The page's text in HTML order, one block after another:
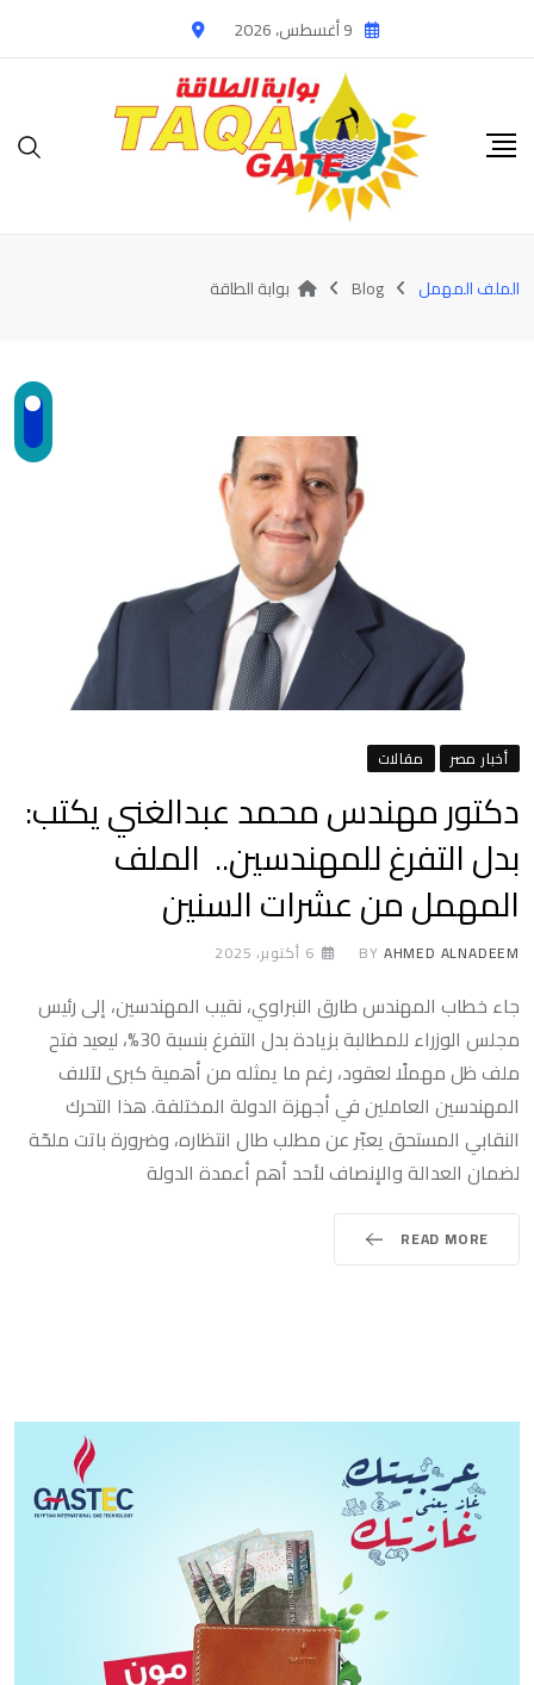
to
9 أغسطس، 2026
الملف المهمل Blog بوابة الطاقة
أخبار مصر مقالات
دكتور مهندس محمد عبدالغني يكتب:
بدل التفرغ للمهندسين.. الملف
المهمل من عشرات السنين
BY AHMED ALNADEEM 6 أكتوبر، 2025
جاء خطاب المهندس طارق النبراوي، نقيب المهندسين، إلى رئيس
مجلس الوزراء للمطالبة بزيادة بدل التفرغ بنسبة 30%، ليعيد فتح
ملف ظل مهملًا لعقود، رغم ما يمثله من أهمية كبرى لآلاف
المهندسين العاملين في أجهزة الدولة المختلفة. هذا التحرك
النقابي المستحق يعبّر عن مطلب طال انتظاره، وضرورة باتت ملحّة
لضمان العدالة والإنصاف لأحد أهم أعمدة الدولة
READ MORE